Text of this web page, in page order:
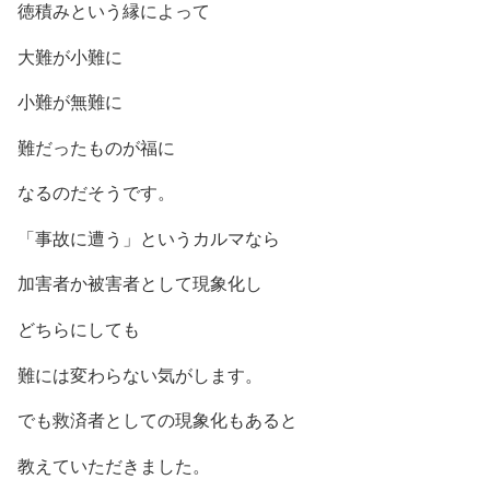
徳積みという縁によって
大難が小難に
小難が無難に
難だったものが福に
なるのだそうです。
「事故に遭う」というカルマなら
加害者か被害者として現象化し
どちらにしても
難には変わらない気がします。
でも救済者としての現象化もあると
教えていただきました。